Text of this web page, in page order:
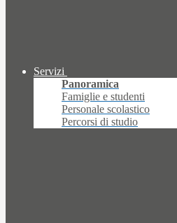
Servizi
Panoramica
Famiglie e studenti
Personale scolastico
Percorsi di studio